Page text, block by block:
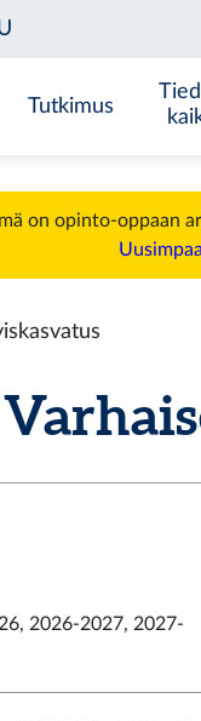
Tutkimus
on opinto-oppaan
2026-2027, 2027-